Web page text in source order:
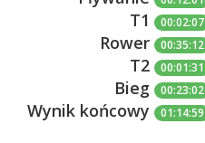
T1 00:02:07
Rower 00:35:12
T2 00:01:31
Bieg 00:23:02
Wynik końcowy 01:14:59